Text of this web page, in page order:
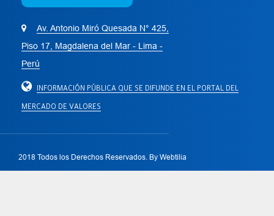
Av. Antonio Miró Quesada N° 425,
Piso 17, Magdalena del Mar - Lima -
Perú
INFORMACIÓN PÚBLICA QUE SE DIFUNDE EN EL PORTAL DEL
MERCADO DE VALORES
2018 Todos los Derechos Reservados. By Webtilia